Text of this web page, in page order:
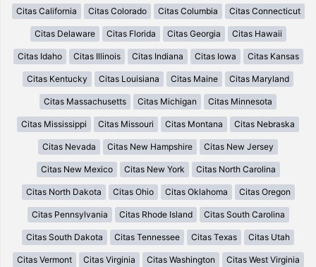
Citas California Citas Colorado Citas Columbia Citas Connecticut
Citas Delaware Citas Florida Citas Georgia Citas Hawaii
Citas Idaho Citas Illinois Citas Indiana Citas Iowa Citas Kansas
Citas Kentucky Citas Louisiana Citas Maine Citas Maryland
Citas Massachusetts Citas Michigan Citas Minnesota
Citas Mississippi Citas Missouri Citas Montana Citas Nebraska
Citas Nevada Citas New Hampshire Citas New Jersey
Citas New Mexico Citas New York Citas North Carolina
Citas North Dakota Citas Ohio Citas Oklahoma Citas Oregon
Citas Pennsylvania Citas Rhode Island Citas South Carolina
Citas South Dakota Citas Tennessee Citas Texas Citas Utah
Citas Vermont Citas Virginia Citas Washington Citas West Virginia